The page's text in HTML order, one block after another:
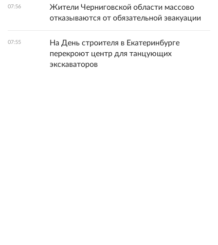
07:56
Жители Черниговской области массово
отказываются от обязательной эвакуации
07:55
На День строителя в Екатеринбурге
перекроют центр для танцующих
экскаваторов